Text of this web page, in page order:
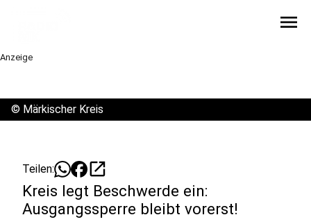
menu
Anzeige
© Märkischer Kreis
Teilen: open_in_new
Kreis legt Beschwerde ein:
Ausgangssperre bleibt vorerst!